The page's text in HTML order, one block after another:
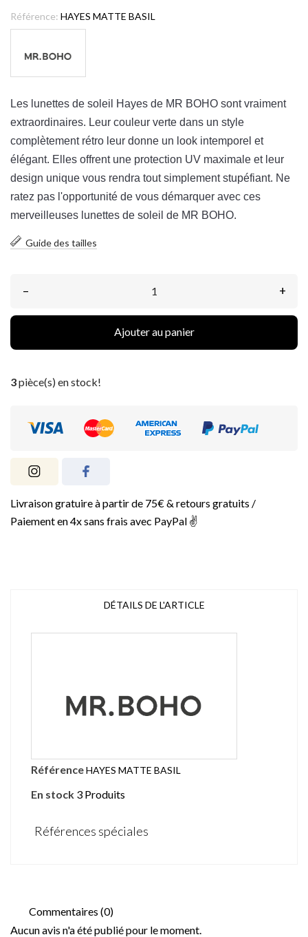
Référence: HAYES MATTE BASIL
Les lunettes de soleil Hayes de MR BOHO sontvraiment
extraordinaires. Leur cou leur verte dans un style
compl ètementrétro leur donne un look intempore et
é légant. Ell es offrentune protection UV maximale etleur
design unique vous rendra toutsimplementstupéfiant. Ne
ratez pas 'opportunité de vous démarquer avec ces
merveilleuses lunettes de soleil de MR BOHO.
Guide des tailles
– +
Ajouter au panier
3pièce(s) en stock!
Livraison gratuire à partir de 75€ & retours gratuits /
Paiement en 4x sans frais avec PayPal ✌️
DÉTAILS DE L'ARTICLE
RéférenceHAYES MATTE BASIL
En stock 3 Produits
Références spéciales
Commentaires (0)
Aucun avis n'a été publié pour le moment.